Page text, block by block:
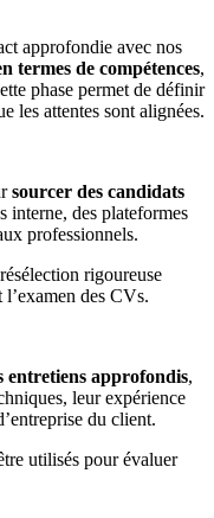
approfondie avec nos
termes de compétences,
phase permet de définir
les attentes sont alignées.
sourcer des candidats
interne, des plateformes
professionnels.
rigoureuse
l’examen des CVs.
entretiens approfondis,
leur expérience
du client.
utilisés pour évaluer